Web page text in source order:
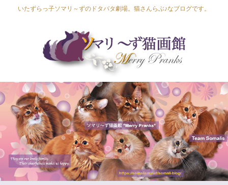
いたずらっ子ソマリ～ずのドタバタ劇場。猫さんらぶ♪なブログです。
Lapis Luna
Lucia Lino
Lycka Leal
Laula